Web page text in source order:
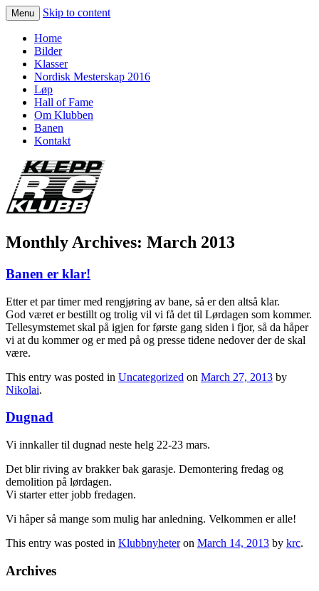
KLEPP RC KLUBB
Menu Skip to content
Home
Bilder
Klasser
Nordisk Mesterskap 2016
Løp
Hall of Fame
Om Klubben
Banen
Kontakt
Monthly Archives: March 2013
Banen er klar!
Etter et par timer med rengjøring av bane, så er den altså klar.
God været er bestillt og trolig vil vi få det til Lørdagen som kommer.
Tellesymstemet skal på igjen for første gang siden i fjor, så da håper
vi at du kommer og er med på og presse tidene nedover der de skal
være.
This entry was posted in Uncategorized on March 27, 2013 by
Nikolai.
Dugnad
Vi innkaller til dugnad neste helg 22-23 mars.
Det blir riving av brakker bak garasje. Demontering fredag og
demolition på lørdagen.
Vi starter etter jobb fredagen.
Vi håper så mange som mulig har anledning. Velkommen er alle!
This entry was posted in Klubbnyheteron March 14, 2013 by krc.
Archives